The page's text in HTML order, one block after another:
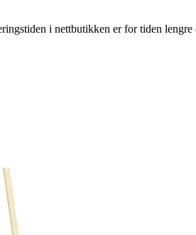
i nettbutikken er for tiden lengre